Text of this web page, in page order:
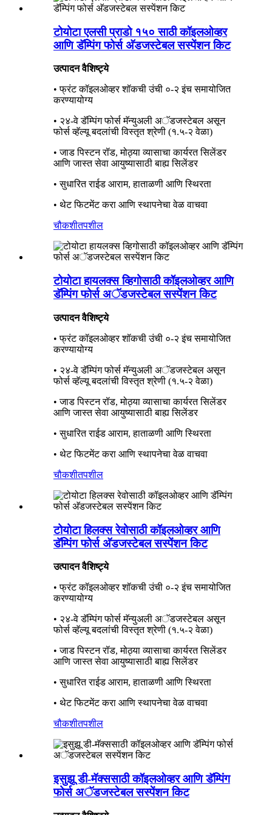
टोयोटा एलसी प्राडो १५० साठी कॉइलओव्हर
आणि डॅम्पिंग फोर्स अ‍ॅडजस्टेबल सस्पेंशन किट
उत्पादन वैशिष्ट्ये
• फ्रंट कॉइलओव्हर शॉकची उंची ०-२ इंच समायोजित
करण्यायोग्य
• २४-वे डॅम्पिंग फोर्स मॅन्युअली अॅडजस्टेबल असून
फोर्स व्हॅल्यू बदलांची विस्तृत श्रेणी (१.५-२ वेळा)
• जाड पिस्टन रॉड, मोठ्या व्यासाचा कार्यरत सिलेंडर
आणि जास्त सेवा आयुष्यासाठी बाह्य सिलेंडर
• सुधारित राईड आराम, हाताळणी आणि स्थिरता
• थेट फिटमेंट करा आणि स्थापनेचा वेळ वाचवा
चौकशीतपशील
टोयोटा हायलक्स व्हिगोसाठी कॉइलओव्हर आणि
डॅम्पिंग फोर्स अॅडजस्टेबल सस्पेंशन किट
उत्पादन वैशिष्ट्ये
• फ्रंट कॉइलओव्हर शॉकची उंची ०-२ इंच समायोजित
करण्यायोग्य
• २४-वे डॅम्पिंग फोर्स मॅन्युअली अॅडजस्टेबल असून
फोर्स व्हॅल्यू बदलांची विस्तृत श्रेणी (१.५-२ वेळा)
• जाड पिस्टन रॉड, मोठ्या व्यासाचा कार्यरत सिलेंडर
आणि जास्त सेवा आयुष्यासाठी बाह्य सिलेंडर
• सुधारित राईड आराम, हाताळणी आणि स्थिरता
• थेट फिटमेंट करा आणि स्थापनेचा वेळ वाचवा
चौकशीतपशील
टोयोटा हिलक्स रेवोसाठी कॉइलओव्हर आणि
डॅम्पिंग फोर्स अ‍ॅडजस्टेबल सस्पेंशन किट
उत्पादन वैशिष्ट्ये
• फ्रंट कॉइलओव्हर शॉकची उंची ०-२ इंच समायोजित
करण्यायोग्य
• २४-वे डॅम्पिंग फोर्स मॅन्युअली अॅडजस्टेबल असून
फोर्स व्हॅल्यू बदलांची विस्तृत श्रेणी (१.५-२ वेळा)
• जाड पिस्टन रॉड, मोठ्या व्यासाचा कार्यरत सिलेंडर
आणि जास्त सेवा आयुष्यासाठी बाह्य सिलेंडर
• सुधारित राईड आराम, हाताळणी आणि स्थिरता
• थेट फिटमेंट करा आणि स्थापनेचा वेळ वाचवा
चौकशीतपशील
इसुझू डी-मॅक्ससाठी कॉइलओव्हर आणि डॅम्पिंग
फोर्स अॅडजस्टेबल सस्पेंशन किट